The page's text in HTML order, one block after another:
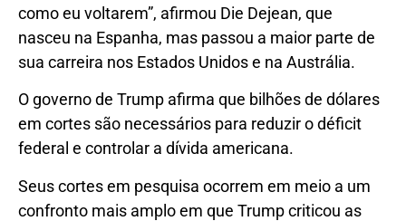
como eu voltarem”, afirmou Die Dejean, que
nasceu na Espanha, mas passou a maior parte de
sua carreira nos Estados Unidos e na Austrália.
O governo de Trump afirma que bilhões de dólares
em cortes são necessários para reduzir o déficit
federal e controlar a dívida americana.
Seus cortes em pesquisa ocorrem em meio a um
confronto mais amplo em que Trump criticou as